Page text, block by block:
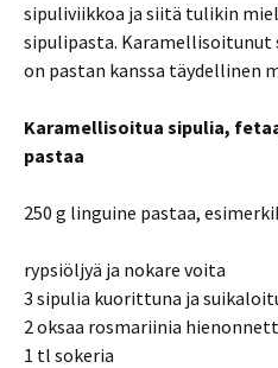
sipuliviikkoa ja siitä tulikin
sipulipasta. Karamellisoitunut
on pastan kanssa täydellinen
Karamellisoitua sipulia,
pastaa
250 g linguine pastaa,
rypsiöljyä ja nokare voita
3 sipulia kuorittuna ja
2 oksaa rosmariinia
1 tl sokeria